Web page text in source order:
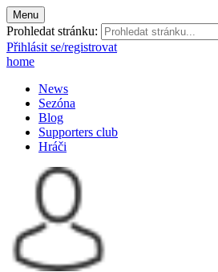
Menu
Prohledat stránku:
Přihlásit se/registrovat
home
News
Sezóna
Blog
Supporters club
Hráči